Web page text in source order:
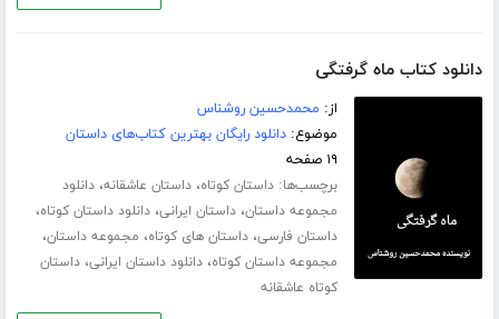
دانلود کتاب ماه گرفتگی
از: محمدحسین روشناس
موضوع:دانلود رایگان بهترین کتاب‌های داستان
۱۹ صفحه
برچسب‌ها:داستان کوتاه،داستان عاشقانه،دانلود
مجموعه داستان،داستان ایرانی،دانلود داستان کوتاه،
داستان فارسی،داستان های کوتاه، مجموعه داستان،
مجموعه داستان کوتاه،دانلود داستان ایرانی،داستان
کوتاه عاشقانه